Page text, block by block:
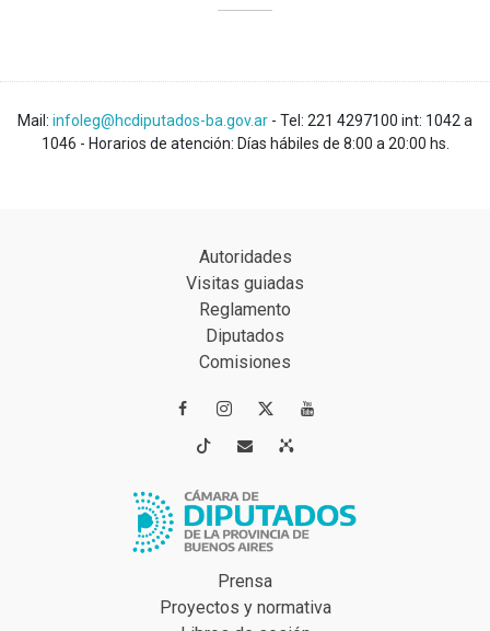
Mail: infoleg@hcdiputados-ba.gov.ar - Tel: 221 4297100 int: 1042 a
1046 - Horarios de atención: Días hábiles de 8:00 a 20:00 hs.
Autoridades
Visitas guiadas
Reglamento
Diputados
Comisiones
 
 
Prensa
Proyectos y normativa